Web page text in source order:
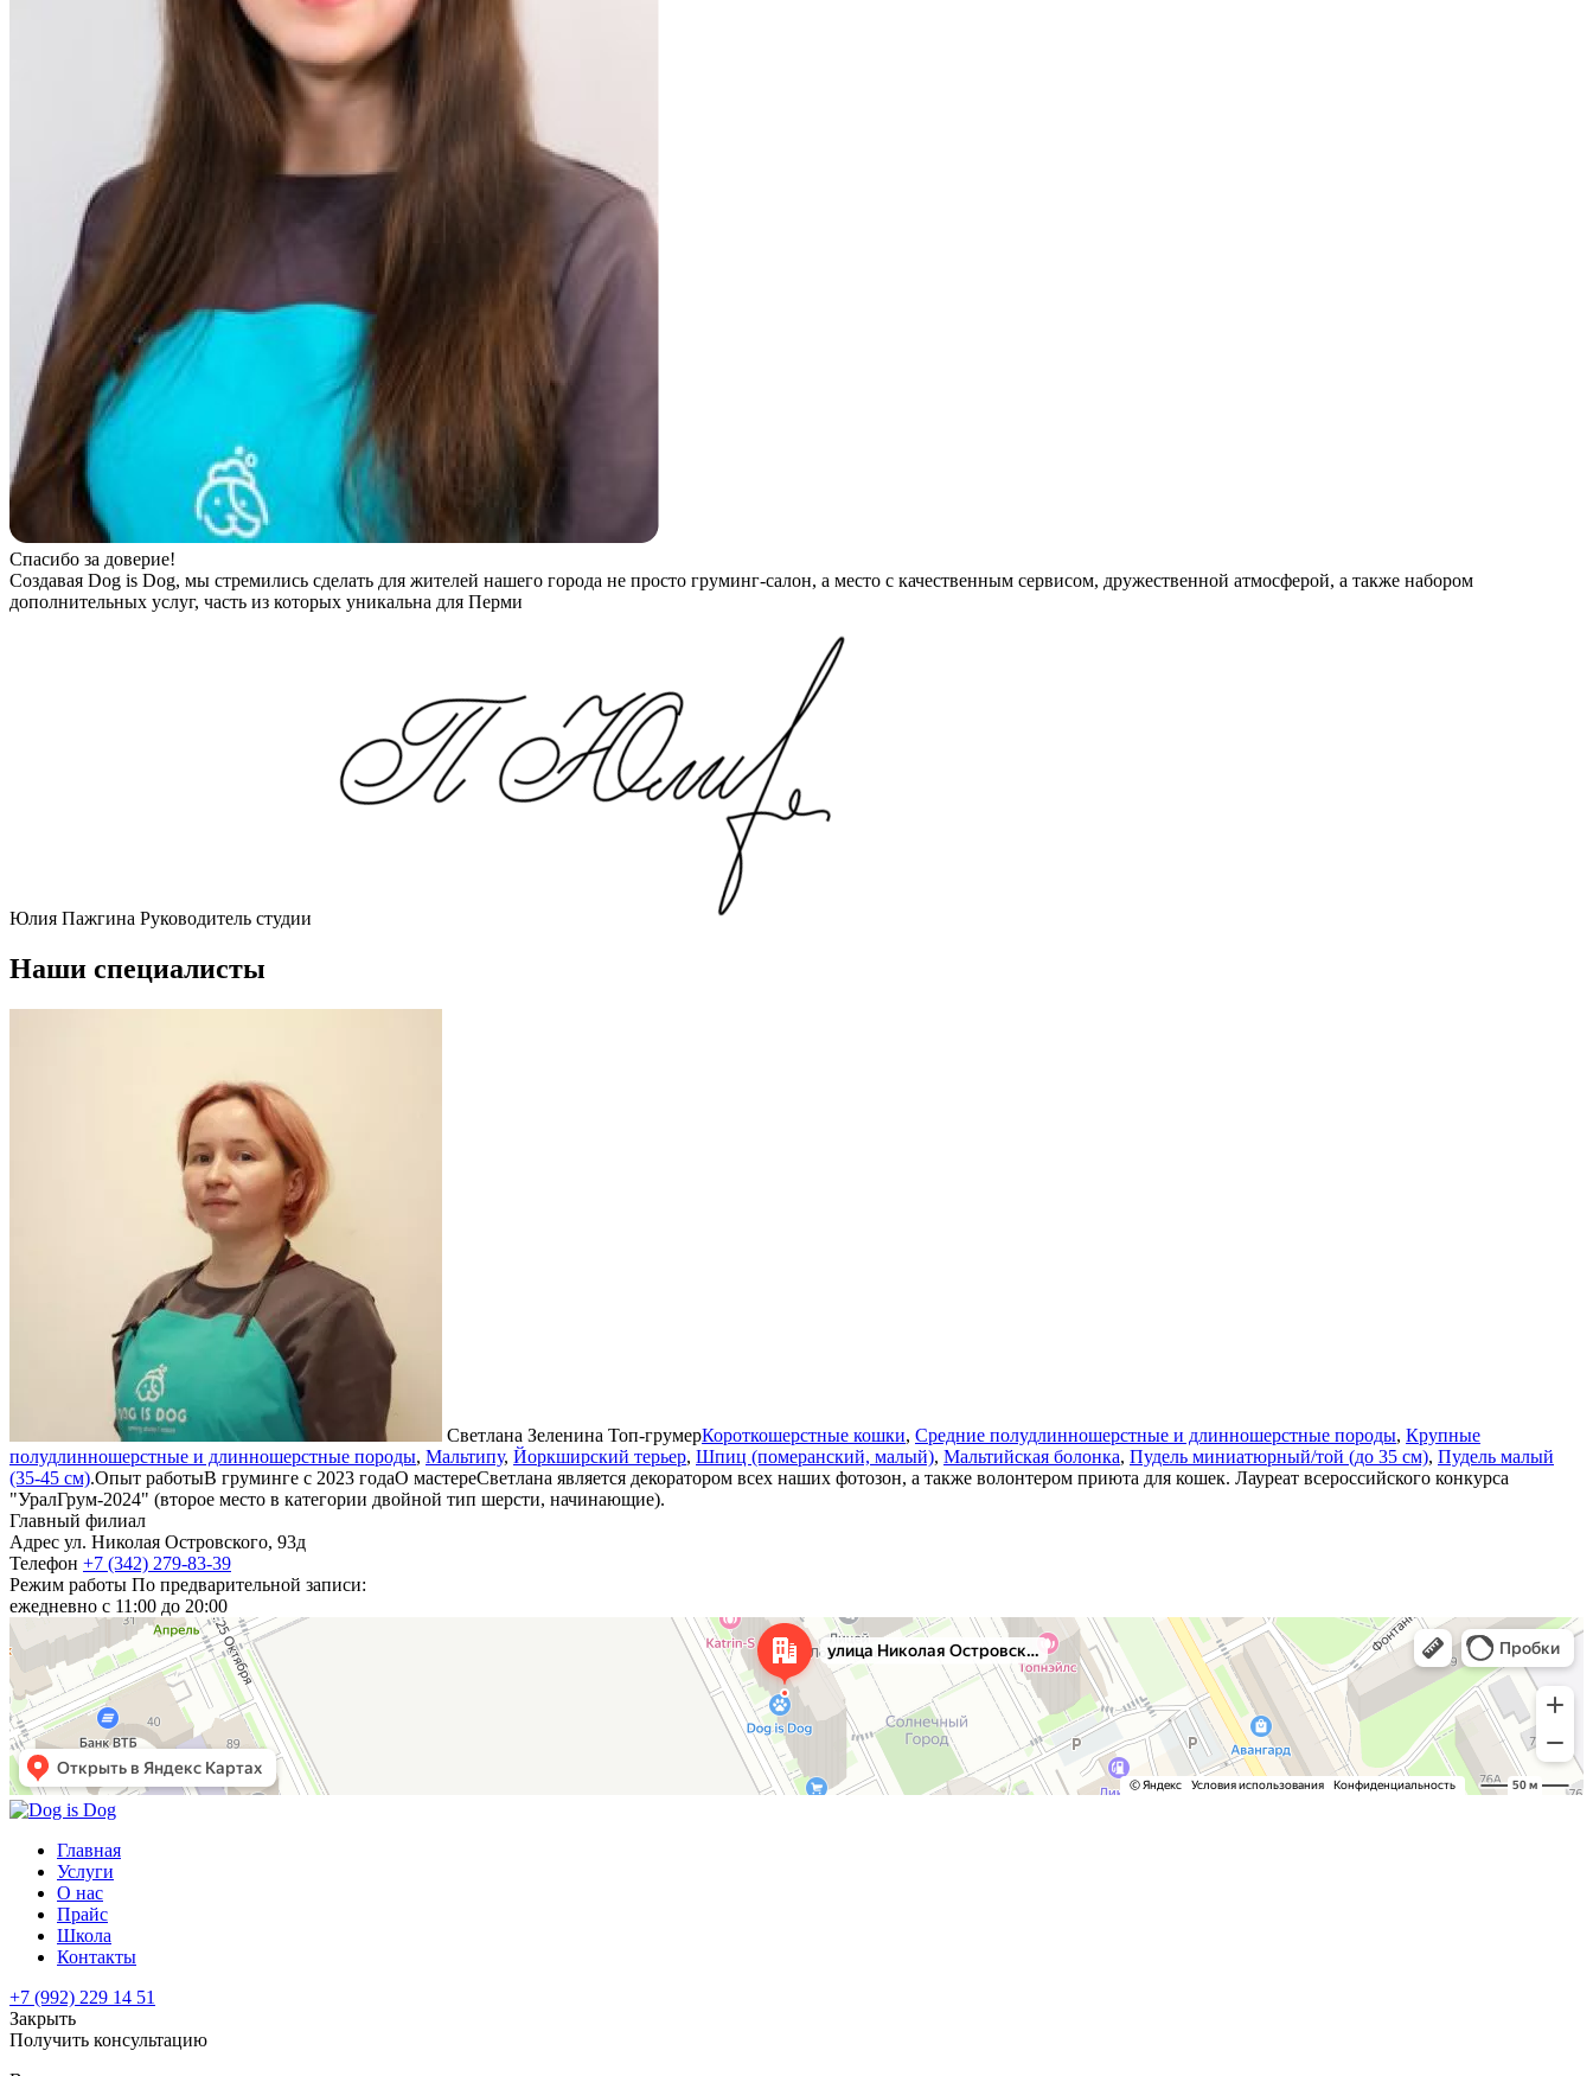
Спасибо за доверие!
Создавая Dog is Dog, мы стремились сделать для жителей нашего города не просто груминг-салон, а место с качественным сервисом, дружественной атмосферой, а также набором
дополнительных услуг, часть из которых уникальна для Перми
Юлия Пажгина Руководитель студии
Наши специалисты
Светлана Зеленина Топ-грумерКороткошерстные кошки, Средние полудлинношерстные и длинношерстные породы, Крупные
полудлинношерстные и длинношерстные породы, Мальтипу, Йоркширский терьер, Шпиц (померанский, малый), Мальтийская болонка, Пудель миниатюрный/той (до 35 см), Пудель малый
(35-45 см).Опыт работыВ груминге с 2023 годаО мастереСветлана является декоратором всех наших фотозон, а также волонтером приюта для кошек. Лауреат всероссийского конкурса
"УралГрум-2024" (второе место в категории двойной тип шерсти, начинающие).
Главный филиал
Адрес ул. Николая Островского, 93д
Телефон +7 (342) 279-83-39
Режим работы По предварительной записи:
ежедневно с 11:00 до 20:00
Главная
Услуги
О нас
Прайс
Школа
Контакты
+7 (992) 229 14 51
Закрыть
Получить консультацию